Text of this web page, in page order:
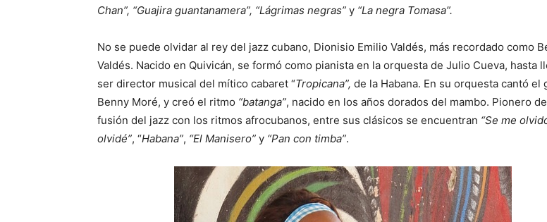
Chan”, “Guajira guantanamera”, “Lágrimas negras” y “La negra Tomasa”.
No se puede olvidar al rey del jazz cubano, Dionisio Emilio Valdés, más recordado como
Valdés. Nacido en Quivicán, se formó como pianista en la orquesta de Julio Cueva, hasta
ser director musical del mítico cabaret “Tropicana”, de la Habana. En su orquesta cantó el
Benny Moré, y creó el ritmo “batanga”, nacido en los años dorados del mambo. Pionero
fusión del jazz con los ritmos afrocubanos, entre sus clásicos se encuentran “Se me
olvidé”, “Habana”, “El Manisero” y “Pan con timba”.